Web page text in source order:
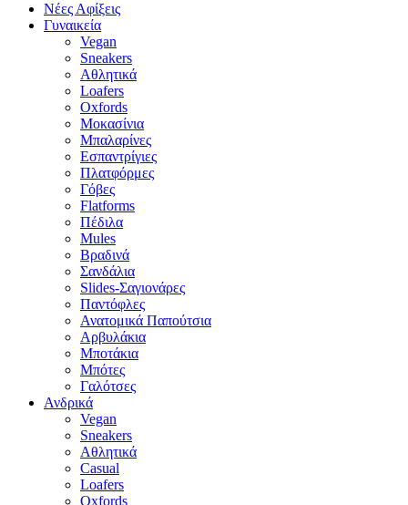
Νέες Αφίξεις
Γυναικεία
Vegan
Sneakers
Αθλητικά
Loafers
Oxfords
Μοκασίνια
Μπαλαρίνες
Εσπαντρίγιες
Πλατφόρμες
Γόβες
Flatforms
Πέδιλα
Mules
Βραδινά
Σανδάλια
Slides-Σαγιονάρες
Παντόφλες
Ανατομικά Παπούτσια
Αρβυλάκια
Μποτάκια
Μπότες
Γαλότσες
Ανδρικά
Vegan
Sneakers
Αθλητικά
Casual
Loafers
Oxfords